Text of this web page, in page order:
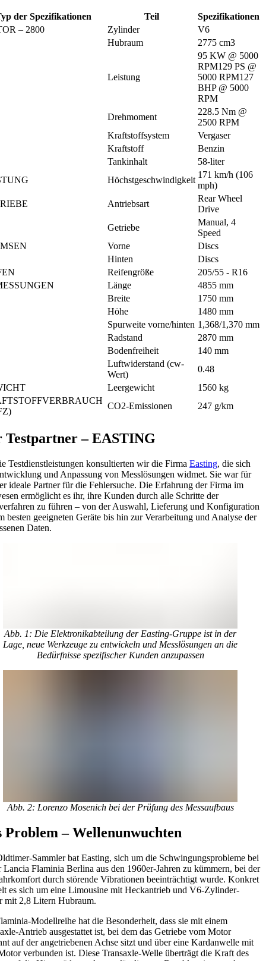
der Spezifikationen Teil
Spezifikationen
– 2800
Zylinder
V6
Hubraum
2775 cm3
Leistung
95 KW @ 5000
RPM129 PS @
5000 RPM127
BHP @ 5000
RPM
Drehmoment
228.5 Nm @
2500 RPM
Kraftstoffsystem
Vergaser
Kraftstoff
Benzin
Tankinhalt
58-liter
Höchstgeschwindigkeit
171 km/h (106
mph)
Antriebsart
Rear Wheel
Drive
Getriebe
Manual, 4
Speed
Vorne
Discs
Hinten
Discs
Reifengröße
205/55 - R16
Länge
4855 mm
Breite
1750 mm
Höhe
1480 mm
Spurweite vorne/hinten 1,368/1,370 mm
Radstand
2870 mm
Bodenfreiheit
140 mm
Luftwiderstand (cw-
Wert)
0.48
Leergewicht
1560 kg
CO2-Emissionen 247 g/km
Testpartner – EASTING
Testdienstleistungen konsultierten wir die Firma Easting, die sich
und Anpassung von Messlösungen widmet. Sie war für
ideale Partner für die Fehlersuche. Die Erfahrung der Firma im
ermöglicht es ihr, ihre Kunden durch alle Schritte der
zu führen – von der Auswahl, Lieferung und Konfiguration
besten geeigneten Geräte bis hin zur Verarbeitung und Analyse der
Daten.
Abb. 1: Die Elektronikabteilung der Easting-Gruppe ist in der
Lage, neue Werkzeuge zu entwickeln und Messlösungen an die
Bedürfnisse spezifischer Kunden anzupassen
Abb. 2: Lorenzo Mosenich bei der Prüfung des Messaufbaus
Problem – Wellenunwuchten
Sammler bat Easting, sich um die Schwingungsprobleme bei
Lancia Flaminia Berlina aus den 1960er-Jahren zu kümmern, bei der
durch störende Vibrationen beeinträchtigt wurde. Konkret
es sich um eine Limousine mit Heckantrieb und V6-Zylinder-
mit 2,8 Litern Hubraum.
Modellreihe hat die Besonderheit, dass sie mit einem
Antrieb ausgestattet ist, bei dem das Getriebe vom Motor
auf der angetriebenen Achse sitzt und über eine Kardanwelle mit
verbunden ist. Diese Transaxle-Welle überträgt die Kraft des